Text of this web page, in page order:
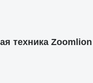
техника Zoomlion